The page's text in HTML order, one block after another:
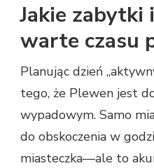
Jakie zabytki
warte czasu
Planując dzień
tego, że Plewen jest
wypadowym. Samo
do obskoczenia w
miasteczka—ale to